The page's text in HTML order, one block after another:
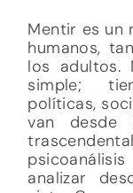
Mentir es un
humanos,
los adultos.
simple;
políticas,
van desde
analizar